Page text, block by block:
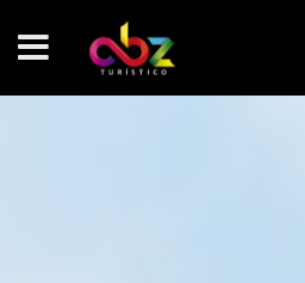
NOTICIAS SOBRESALIENTES